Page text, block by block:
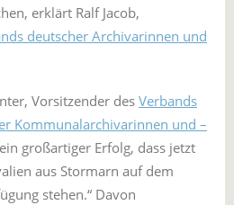
erklärt Ralf Jacob,
deutscher Archivarinnen und
Vorsitzender des Verbands
Kommunalarchivarinnen und –
großartiger Erfolg, dass jetzt
aus Stormarn auf dem
stehen.“ Davon